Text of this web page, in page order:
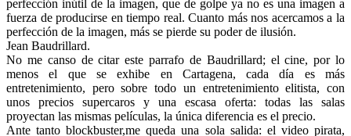
perfección inútil de la imagen, que de golpe ya no es una imagen a
fuerza de producirse en tiempo real. Cuanto más nos acercamos a la
perfección de la imagen, más se pierde su poder de ilusión.
Jean Baudrillard.
No me canso de citar este parrafo de Baudrillard; el cine, por lo
menos el que se exhibe en Cartagena, cada día es más
entretenimiento, pero sobre todo un entretenimiento elitista, con
unos precios supercaros y una escasa oferta: todas las salas
proyectan las mismas películas, la única diferencia es el precio.
Ante tanto blockbuster,me queda una sola salida: el video pirata,